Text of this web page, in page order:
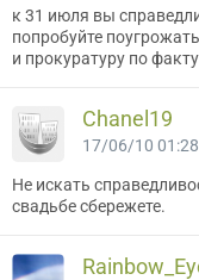
к 31 июля вы
попробуйте
и прокуратуру по
Chanel19
17/06/10 01:28
Не искать
свадьбе сбережете.